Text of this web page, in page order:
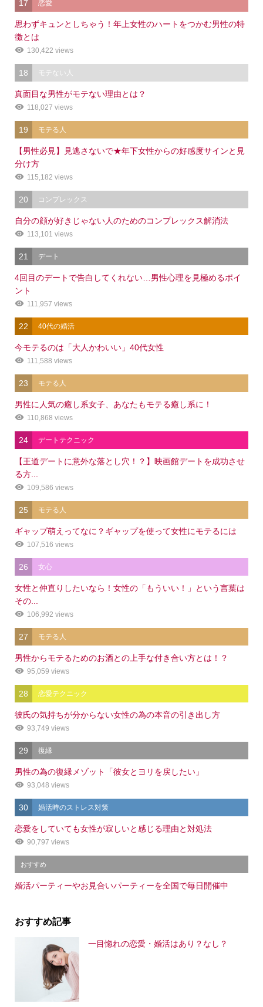
17 恋愛
思わずキュンとしちゃう！年上女性のハートをつかむ男性の特
徴とは
130,422 views
18 モテない人
真面目な男性がモテない理由とは？
118,027 views
19 モテる人
【男性必見】見逃さないで★年下女性からの好感度サインと見
分け方
115,182 views
20 コンプレックス
自分の顔が好きじゃない人のためのコンプレックス解消法
113,101 views
21 デート
4回目のデートで告白してくれない…男性心理を見極めるポイ
ント
111,957 views
22 40代の婚活
今モテるのは「大人かわいい」40代女性
111,588 views
23 モテる人
男性に人気の癒し系女子、あなたもモテる癒し系に！
110,868 views
24 デートテクニック
【王道デートに意外な落とし穴！？】映画館デートを成功させ
る方...
109,586 views
25 モテる人
ギャップ萌えってなに？ギャップを使って女性にモテるには
107,516 views
26 女心
女性と仲直りしたいなら！女性の「もういい！」という言葉は
その...
106,992 views
27 モテる人
男性からモテるためのお酒との上手な付き合い方とは！？
95,059 views
28 恋愛テクニック
彼氏の気持ちが分からない女性の為の本音の引き出し方
93,749 views
29 復縁
男性の為の復縁メゾット「彼女とヨリを戻したい」
93,048 views
30 婚活時のストレス対策
恋愛をしていても女性が寂しいと感じる理由と対処法
90,797 views
おすすめ
婚活パーティーやお見合いパーティーを全国で毎日開催中
おすすめ記事
一目惚れの恋愛・婚活はあり？なし？